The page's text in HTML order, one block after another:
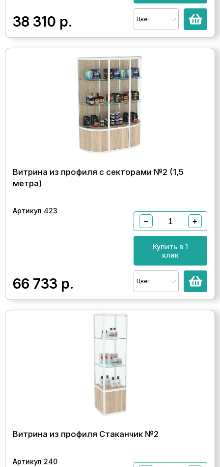
38 310 р. Цвет
Витрина из профиля с секторами №2 (1,5
метра)
Артикул 423
66 733 р.
− +
Купить в 1
клик
Цвет
Витрина из профиля Стаканчик №2
Артикул 240